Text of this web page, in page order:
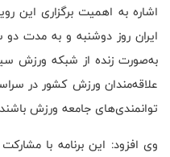
اشاره به اهمیت برگزاری این
ایران روز دوشنبه و به مدت
به‌صورت زنده از شبکه ورزش
علاقه‌مندان ورزش کشور در
توانمندی‌های جامعه ورزش
وی افزود: این برنامه با